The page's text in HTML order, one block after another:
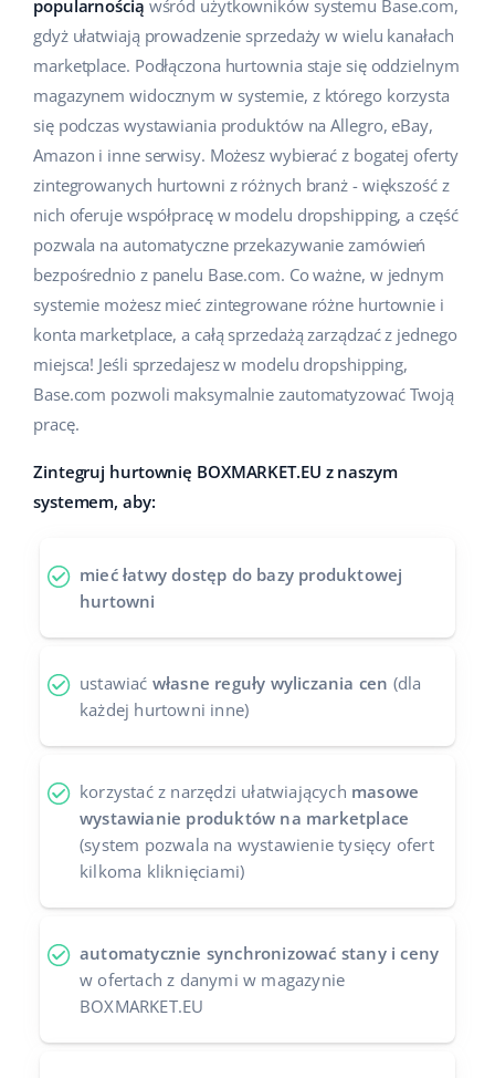
Sprzedaż na marketplace
Automatyzacja procesów
Zarządzanie wysyłką
Automatyzacja cen
AI dla e-commerce
Obsługa klienta
Ekosystem
Super Merchant
Responso
Base Connect
Base Courier
Dom i ogród
Dziecko
Elektronika
Motoryzacja
Supermarket
Zdrowie i uroda
Moda
Pomoc
Akademia
Blog
Usługi
Wdrożenia systemu
Konsultacje i szkolenia
Audyt konta
Konfiguracja konta
Inne
Kalkulator korzyści
Kontakt
english (US)
english (GB)
english (IN)
deutsch
Ελληνικά
español (AR)
español (MX)
Français
Italiano
português (BR)
română
中文
popularnością wśród użytkowników systemu Base.com,
gdyż ułatwiają prowadzenie sprzedaży w wielu kanałach
marketplace. Podłączona hurtownia staje się oddzielnym
magazynem widocznym w systemie, z którego korzysta
się podczas wystawiania produktów na Allegro, eBay,
Amazon i inne serwisy. Możesz wybierać z bogatej oferty
zintegrowanych hurtowni z różnych branż - większość z
nich oferuje współpracę w modelu dropshipping, a część
pozwala na automatyczne przekazywanie zamówień
bezpośrednio z panelu Base.com. Co ważne, w jednym
systemie możesz mieć zintegrowane różne hurtownie i
konta marketplace, a całą sprzedażą zarządzać z jednego
miejsca! Jeśli sprzedajesz w modelu dropshipping,
Base.com pozwoli maksymalnie zautomatyzować Twoją
pracę.
Zintegruj hurtownię BOXMARKET.EU z naszym
systemem, aby:
mieć łatwy dostęp do bazy produktowej
hurtowni
ustawiać własne reguły wyliczania cen (dla
każdej hurtowni inne)
korzystać z narzędzi ułatwiających masowe
wystawianie produktów na marketplace
(system pozwala na wystawienie tysięcy ofert
kilkoma kliknięciami)
automatycznie synchronizować stany i ceny
w ofertach z danymi w magazynie
BOXMARKET.EU